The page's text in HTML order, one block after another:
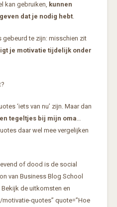
kan gebruiken, kunnen
dat je nodig hebt.
gebeurd te zijn: misschien zit
ligt je motivatie tijdelijk onder
‘iets van nu’ zijn. Maar dan
tegeltjes bij mijn oma…
daar wel mee vergelijken
of dood is de social
van Business Blog School
de uitkomsten en
quotes” quote=”Hoe